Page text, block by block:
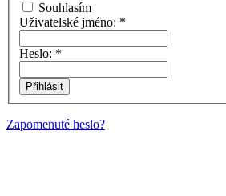
Souhlasím
Uživatelské jméno: *
Heslo: *
Zapomenuté heslo?